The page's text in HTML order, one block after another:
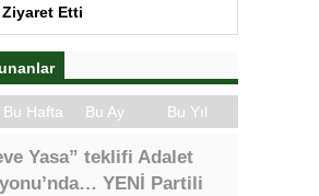
Ziyaret Etti
Bu Hafta Bu Ay Bu Yıl
Yasa” teklifi Adalet
YENİ Partili